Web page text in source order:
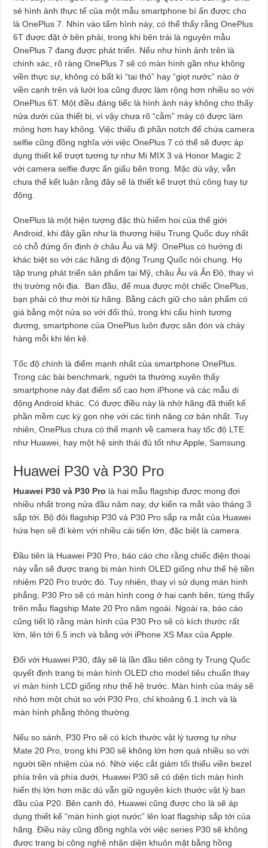
sẻ hình ảnh thực tế của một mẫu smartphone bí ẩn được cho
là OnePlus 7. Nhìn vào tấm hình này, có thể thấy rằng OnePlus
6T được đặt ở bên phải, trong khi bên trái là nguyên mẫu
OnePlus 7 đang được phát triển. Nếu như hình ảnh trên là
chính xác, rõ ràng OnePlus 7 sẽ có màn hình gần như không
viền thực sự, không có bất kì “tai thỏ” hay “giọt nước” nào ở
viền cạnh trên và lưới loa cũng được làm rộng hơn nhiều so với
OnePlus 6T. Một điều đáng tiếc là hình ảnh này không cho thấy
nửa dưới của thiết bị, vì vậy chưa rõ “cằm” máy có được làm
mỏng hơn hay không. Việc thiếu đi phần notch để chứa camera
selfie cũng đồng nghĩa với việc OnePlus 7 có thể sẽ được áp
dụng thiết kế trượt tương tự như Mi MIX 3 và Honor Magic 2
với camera selfie được ẩn giấu bên trong. Mặc dù vậy, vẫn
chưa thể kết luận rằng đây sẽ là thiết kế trượt thủ công hay tự
động.
OnePlus là một hiện tượng đặc thù hiếm hoi của thế giới
Android, khi đây gần như là thương hiệu Trung Quốc duy nhất
có chỗ đứng ổn định ở châu Âu và Mỹ. OnePlus có hướng đi
khác biệt so với các hãng di động Trung Quốc nói chung. Họ
tập trung phát triển sản phẩm tại Mỹ, châu Âu và Ấn Độ, thay vì
thị trường nội địa. Ban đầu, để mua được một chiếc OnePlus,
bạn phải có thư mời từ hãng. Bằng cách giữ cho sản phẩm có
giá bằng một nửa so với đối thủ, trong khi cấu hình tương
đương, smartphone của OnePlus luôn được săn đón và cháy
hàng mỗi khi lên kệ.
Tốc độ chính là điểm mạnh nhất của smartphone OnePlus.
Trong các bài benchmark, người ta thường xuyên thấy
smartphone này đạt điểm số cao hơn iPhone và các mẫu di
động Android khác. Có được điều này là nhờ hãng đã thiết kế
phần mềm cực kỳ gọn nhẹ với các tính năng cơ bản nhất. Tuy
nhiên, OnePlus chưa có thế mạnh về camera hay tốc độ LTE
như Huawei, hay một hệ sinh thái đủ tốt như Apple, Samsung.
Huawei P30 và P30 Pro
Huawei P30 và P30 Pro là hai mẫu flagship được mong đợi
nhiều nhất trong nửa đầu năm nay, dự kiến ra mắt vào tháng 3
sắp tới. Bộ đôi flagship P30 và P30 Pro sắp ra mắt của Huawei
hứa hẹn sẽ đi kèm với nhiều cải tiến lớn, đặc biệt là camera.
Đầu tiên là Huawei P30 Pro, báo cáo cho rằng chiếc điện thoại
này vẫn sẽ được trang bị màn hình OLED giống như thế hệ tiền
nhiệm P20 Pro trước đó. Tuy nhiên, thay vì sử dụng màn hình
phẳng, P30 Pro sẽ có màn hình cong ở hai cạnh bên, từng thấy
trên mẫu flagship Mate 20 Pro năm ngoái. Ngoài ra, báo cáo
cũng tiết lộ rằng màn hình của P30 Pro sẽ có kích thước rất
lớn, lên tới 6.5 inch và bằng với iPhone XS Max của Apple.
Đối với Huawei P30, đây sẽ là lần đầu tiên công ty Trung Quốc
quyết định trang bị màn hình OLED cho model tiêu chuẩn thay
vì màn hình LCD giống như thế hệ trước. Màn hình của máy sẽ
nhỏ hơn một chút so với P30 Pro, chỉ khoảng 6.1 inch và là
màn hình phẳng thông thường.
Nếu so sánh, P30 Pro sẽ có kích thước vật lý tương tự như
Mate 20 Pro, trong khi P30 sẽ không lớn hơn quá nhiều so với
người tiền nhiệm của nó. Nhờ việc cắt giảm tối thiểu viền bezel
phía trên và phía dưới, Huawei P30 sẽ có diện tích màn hình
hiển thị lớn hơn mặc dù vẫn giữ nguyên kích thước vật lý ban
đầu của P20. Bên cạnh đó, Huawei cũng được cho là sẽ áp
dụng thiết kế “màn hình giọt nước” lên loạt flagship sắp tới của
hãng. Điều này cũng đồng nghĩa với việc series P30 sẽ không
được trang bị công nghệ nhận diện khuôn mặt bằng hồng